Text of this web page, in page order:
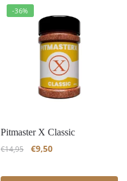
-36%
Pitmaster X Classic
€14,95 €9,50